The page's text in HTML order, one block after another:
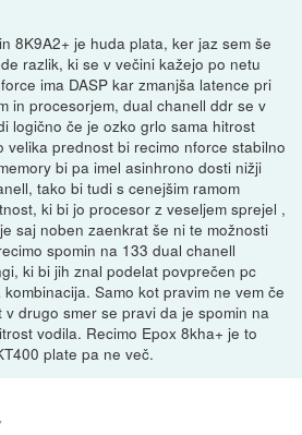
8K9A2+ je huda plata, ker jaz sem še
razlik, ki se v večini kažejo po netu
ima DASP kar zmanjša latence pri
in procesorjem, dual chanell ddr se v
logično če je ozko grlo sama hitrost
velika prednost bi recimo nforce stabilno
bi pa imel asinhrono dosti nižji
tako bi tudi s cenejšim ramom
ki bi jo procesor z veseljem sprejel ,
saj noben zaenkrat še ni te možnosti
spomin na 133 dual chanell
ki bi jih znal podelat povprečen pc
Samo kot pravim ne vem če
drugo smer se pravi da je spomin na
vodila. Recimo Epox 8kha+ je to
plate pa ne več.